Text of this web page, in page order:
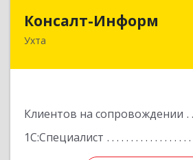
Консалт-Информ
Ухта
Клиентов на сопровождении
1С:Специалист
169300, Коми Респ, Ухта г,